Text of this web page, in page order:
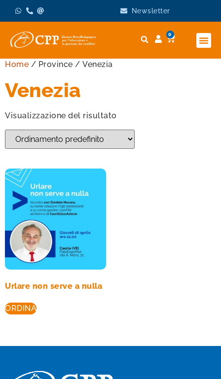
Newsletter
0
Home / Province / Venezia
Venezia
Visualizzazione del risultato
Urlare non serve a nulla
ORDINA